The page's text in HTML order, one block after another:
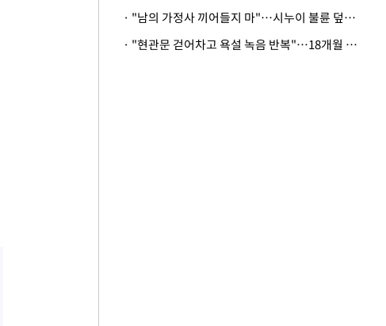
· "남의 가정사 끼어들지 마"…시누이 불륜 덮으려는 남편에 억울한 아내
· "현관문 걷어차고 욕설 녹음 반복"…18개월 아기 키우는 집 뒤흔든 '앞집의 비극'